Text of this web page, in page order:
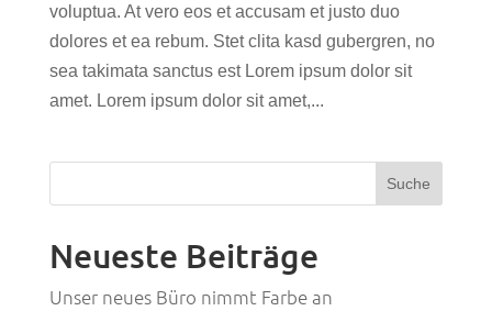
voluptua. At vero eos et accusam et justo duo
dolores et ea rebum. Stet clita kasd gubergren, no
sea takimata sanctus est Lorem ipsum dolor sit
amet. Lorem ipsum dolor sit amet,...
Neueste Beiträge
Unser neues Büro nimmt Farbe an